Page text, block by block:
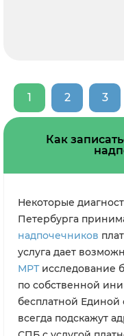
1 2 3
Как
Некоторые
Петербурга
надпочечников
услуга дает
МРТисследование
по собственной
бесплатной
всегда подскажут